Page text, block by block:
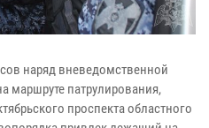
наряд вневедомственной
маршруте патрулирования,
проспекта областного